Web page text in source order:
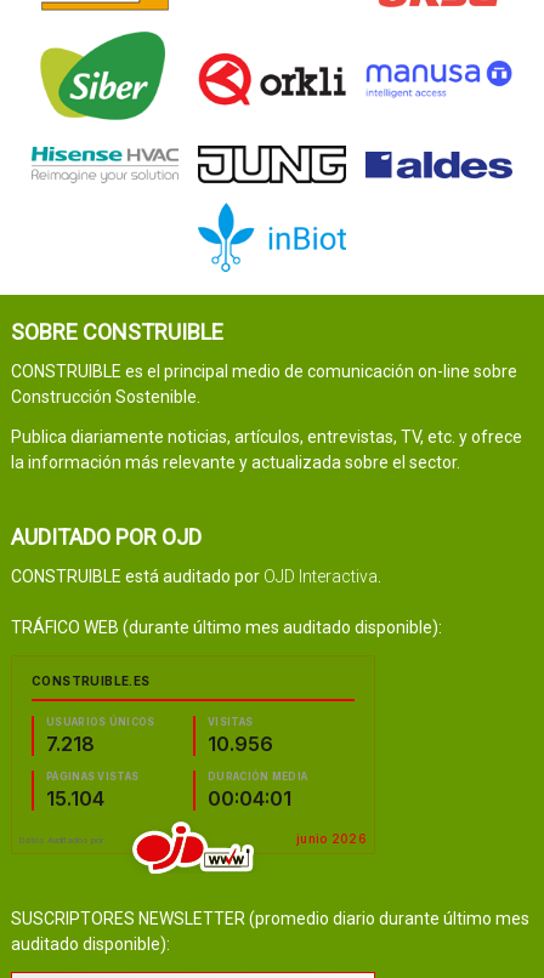
SOBRE CONSTRUIBLE
CONSTRUIBLE es el principal medio de comunicación on-line sobre
Construcción Sostenible.
Publica diariamente noticias, artículos, entrevistas, TV, etc. y ofrece
la información más relevante y actualizada sobre el sector.
AUDITADO POR OJD
CONSTRUIBLE está auditado por OJD Interactiva
TRÁFICO WEB (durante último mes auditado disponible):
SUSCRIPTORES NEWSLETTER (promedio diario durante último mes
auditado disponible):